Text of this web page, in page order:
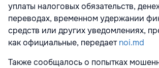
уплаты налоговых обязательств,
переводах, временном удержании
средств или других уведомлениях,
как официальные, передаетnoi.md
Также сообщалось о попытках